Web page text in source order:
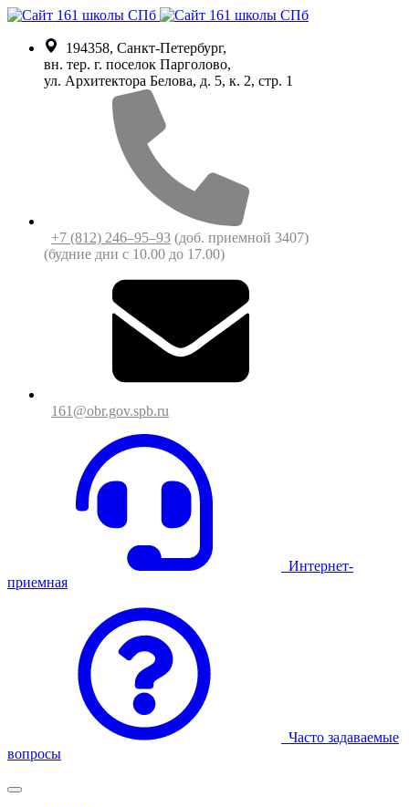
194358, Санкт-Петербург,
вн. тер. г. поселок Парголово,
ул. Архитектора Белова, д. 5, к. 2, cтр. 1
+7 (812) 246‒95‒93 (доб. приемной 3407)
(будние дни c 10.00 до 17.00)
161@obr.gov.spb.ru
Интернет-
приемная
Часто задаваемые
вопросы